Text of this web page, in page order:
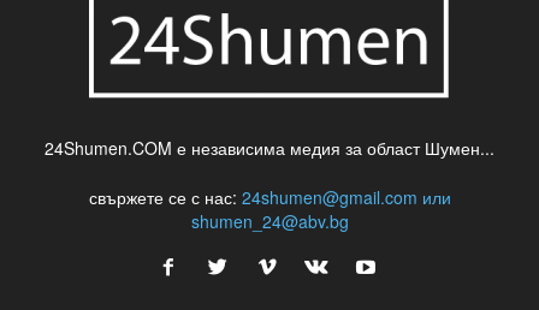
24Shumen.COM е независима медия за област Шумен...
свържете се с нас: 24shumen@gmail.com или
shumen_24@abv.bg